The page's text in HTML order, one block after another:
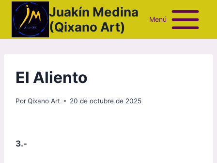
Saltar
contenido
Juakín Medina
(Qixano Art)
Menú
El Aliento
PorQixano Art 20 de octubre de 2025
3.-